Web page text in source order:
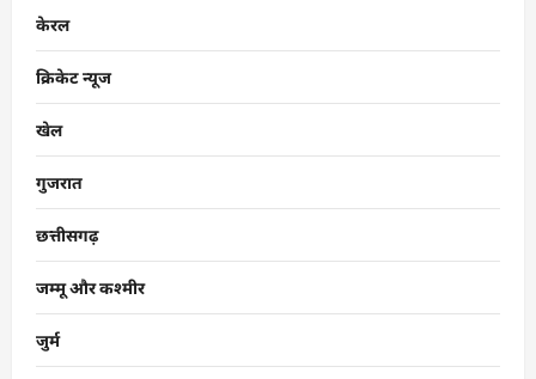
केरल
क्रिकेट न्यूज
खेल
गुजरात
छत्तीसगढ़
जम्मू और कश्मीर
जुर्म